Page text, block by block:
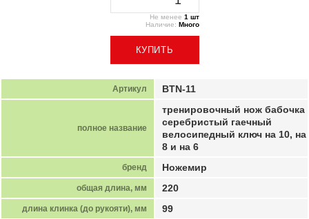
Не менее 1 шт
Наличие: Много
Артикул BTN-11
полное название
тренировочный нож бабочка
серебристый гаечный
велосипедный ключ на 10, на
8 и на 6
бренд Ножемир
общая длина, мм 220
длина клинка (до рукояти), мм 99